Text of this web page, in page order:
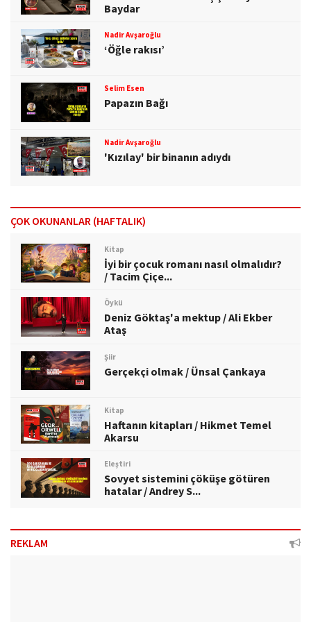
Baydar
Nadir Avşaroğlu
‘Öğle rakısı’
Selim Esen
Papazın Bağı
Nadir Avşaroğlu
'Kızılay' bir binanın adıydı
ÇOK OKUNANLAR (HAFTALIK)
Kitap
İyi bir çocuk romanı nasıl olmalıdır?
/ Tacim Çiçe...
Öykü
Deniz Göktaş'a mektup / Ali Ekber
Ataş
Şiir
Gerçekçi olmak / Ünsal Çankaya
Kitap
Haftanın kitapları / Hikmet Temel
Akarsu
Eleştiri
Sovyet sistemini çöküşe götüren
hatalar / Andrey S...
REKLAM